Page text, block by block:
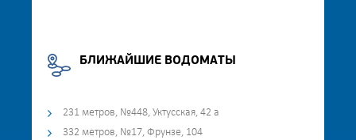
БЛИЖАЙШИЕ ВОДОМАТЫ
231 метров, №448, Уктусская, 42 а
332 метров, №17, Фрунзе, 104